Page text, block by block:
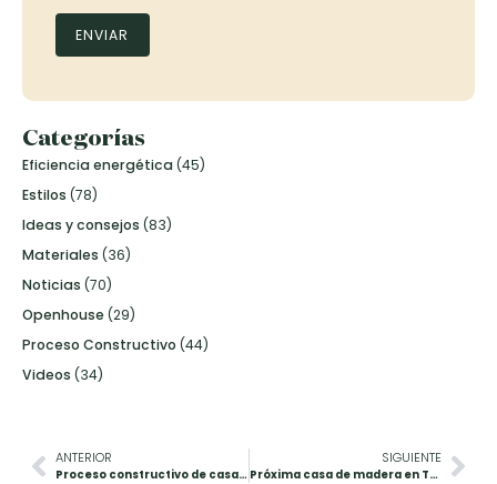
Categorías
Eficiencia energética(45)
Estilos (78)
Ideas y consejos (83)
Materiales (36)
Noticias (70)
Openhouse (29)
Proceso Constructivo (44)
Videos (34)
ANTERIOR
Proceso constructivo de casa de madera: replanteo de las instalaciones
SIGUIENTE
Próxima casa de madera en Tarragona